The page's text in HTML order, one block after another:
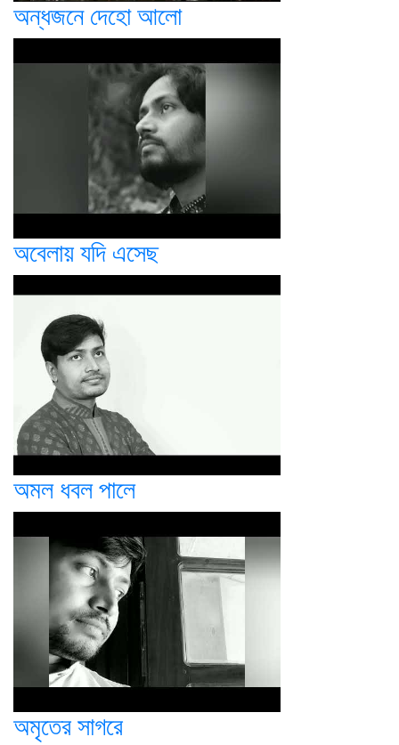
অন্ধজনে দেহো আলো
অবেলায় যদি এসেছ
অমল ধবল পালে
অমৃতের সাগরে